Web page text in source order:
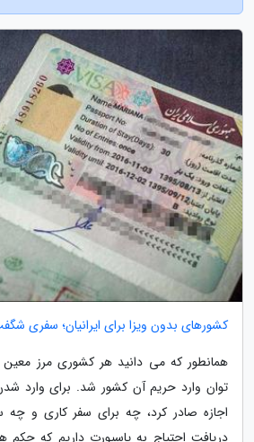
کشورهای بدون ویزا برای ایرانیان؛ سفری
همانطور که می دانید هر کشوری مرز معین
توان وارد حریم آن کشور شد. برای وارد
اجازه صادر کرد، چه برای سفر کاری و چه
دریافت احتیاج به پاسپورت داریم که حکم